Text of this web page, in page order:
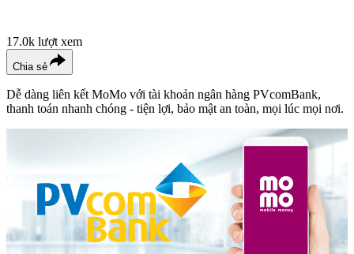
17.0k lượt xem
Chia sẻ
Dễ dàng liên kết MoMo với tài khoản ngân hàng PVcomBank,
thanh toán nhanh chóng - tiện lợi, bảo mật an toàn, mọi lúc mọi nơi.